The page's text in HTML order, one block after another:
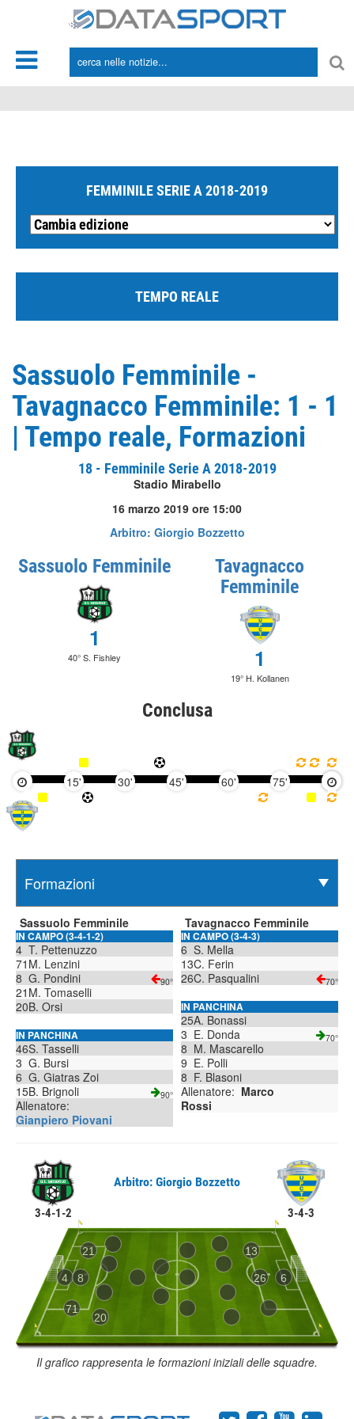
FEMMINILE SERIE A 2018-2019
TEMPO REALE
Sassuolo Femminile -
Tavagnacco Femminile: 1 - 1
| Tempo reale, Formazioni
18 - Femminile Serie A 2018-2019
Stadio Mirabello
16 marzo 2019 ore 15:00
Arbitro: Giorgio Bozzetto
Sassuolo Femminile
1
40° S. Fishley
Tavagnacco
Femminile
1
19° H. Kollanen
Conclusa
15' 30' 45' 60' 75' 90'
Sassuolo Femminile
IN CAMPO (3-4-1-2)
4 T. Pettenuzzo
71 M. Lenzini
8 G. Pondini 90°
21 M. Tomaselli
20B. Orsi
IN PANCHINA
46S. Tasselli
3 G. Bursi
6 G. Giatras Zoi
15B. Brignoli 90°
Allenatore:
Gianpiero Piovani
Tavagnacco Femminile
IN CAMPO (3-4-3)
6 S. Mella
13C. Ferin
26C. Pasqualini 70°
IN PANCHINA
25A. Bonassi
3 E. Donda 70°
8 M. Mascarello
9 E. Polli
8 F. Blasoni
Allenatore: Marco
Rossi
3-4-1-2
Arbitro: Giorgio Bozzetto
3-4-3
4 6
71
13
8 26
21
20
Il grafico rappresenta le formazioni iniziali delle squadre.